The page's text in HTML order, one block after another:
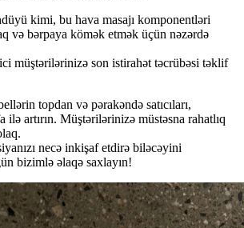
kimi, bu hava masajı komponentləri
və bərpaya kömək etmək üçün nəzərdə
müştərilərinizə son istirahət təcrübəsi təklif
topdan və pərakəndə satıcıları,
artırın. Müştərilərinizə müstəsna rahatlıq
necə inkişaf etdirə biləcəyini
bizimlə əlaqə saxlayın!